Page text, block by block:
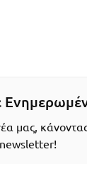
μας,
newsletter!